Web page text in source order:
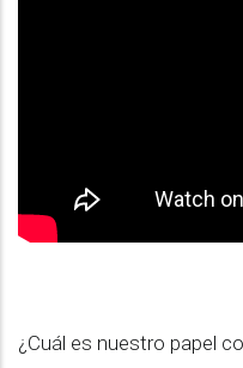
¿Cuál es nuestro papel